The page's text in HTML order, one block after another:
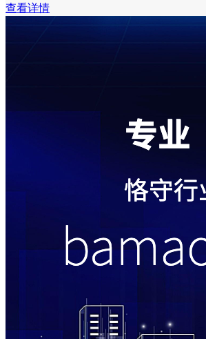
查看详情